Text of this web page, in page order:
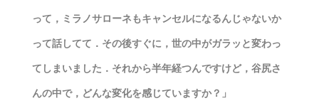
って，ミラノサローネもキャンセルになるんじゃないか
って話してて．その後すぐに，世の中がガラッと変わっ
てしまいました．それから半年経つんですけど，谷尻さ
んの中で，どんな変化を感じていますか？」